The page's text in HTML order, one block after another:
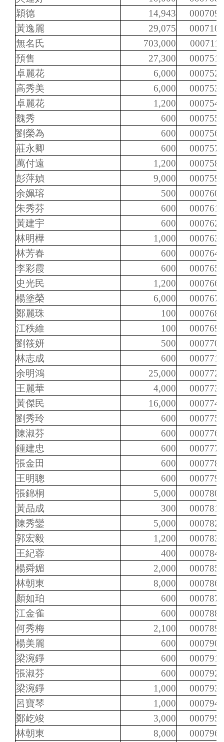
穎德
14,943
000709
黃逸麗
29,075
000710
無名氏
703,000
000711
預售
27,300
000751
卓麗花
6,000
000752
高秀美
6,000
000753
卓麗花
1,200
000754
魏秀
600
000755
劉榮為
600
000756
莊永卿
600
000757
萬付遠
1,200
000758
彭萍媜
9,000
000759
余姵瑢
500
000760
朱秀芬
600
000761
黃建宇
600
000762
林明樺
1,000
000763
林芳春
600
000764
李彩霞
600
000765
史光民
1,200
000766
楊塗榮
6,000
000767
鄭麗珠
100
000768
江秩維
100
000769
劉筱妍
500
000770
林志成
600
000771
余明鴻
25,000
000772
王麗華
4,000
000773
黃傑民
16,000
000774
劉秀玲
600
000775
陳淑芬
600
000776
鍾建忠
600
000777
張金田
600
000778
王明聰
600
000779
張錦桐
5,000
000780
黃品成
300
000781
陳秀鑾
5,000
000782
郭宏毅
1,200
000783
王紀蓉
400
000784
楊舜媚
2,000
000785
林朝東
8,000
000786
顏如珀
600
000787
江金雀
600
000788
何秀梅
2,100
000789
楊美麗
600
000790
梁涴錚
600
000791
張淑芬
600
000792
梁涴錚
1,000
000793
呂寶琴
1,000
000794
鄭屹竣
3,000
000795
林朝東
8,000
000796